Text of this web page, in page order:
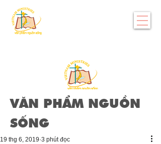
VĂN PHẨM NGUỒN
SỐNG
19 thg 6, 2019 3 phút đọc